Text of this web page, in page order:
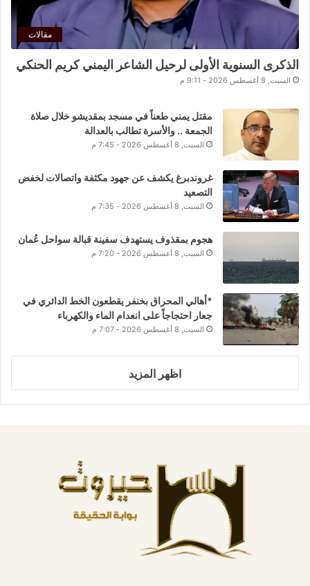
مقالات
الذكرى السنوية الأولى لرحيل الشاعر اليمني كريم الحنكي
السبت, 8 أغسطس 2026 - 9:11 م
مقتل يمني طعناً في مسجد بمقديشو خلال صلاة
الجمعة .. والأسرة تطالب بالعدالة
السبت, 8 أغسطس 2026 - 7:45 م
غروندبرغ يكشف عن جهود مكثفة واتصالات لخفض
التصعيد
السبت, 8 أغسطس 2026 - 7:35 م
هجوم بمقذوف يستهدف سفينة قبالة سواحل عُمان
السبت, 8 أغسطس 2026 - 7:20 م
*أهالي المحراق بخنفر يقطعون الخط الدائري في
جعار احتجاجاً على انعدام الماء والكهرباء
السبت, 8 أغسطس 2026 - 7:07 م
اظهر المزيد